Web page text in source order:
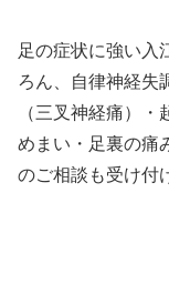
足の症状に強い入
ろん、自律神経失
（三叉神経痛）
めまい・足裏の痛
のご相談も受け付